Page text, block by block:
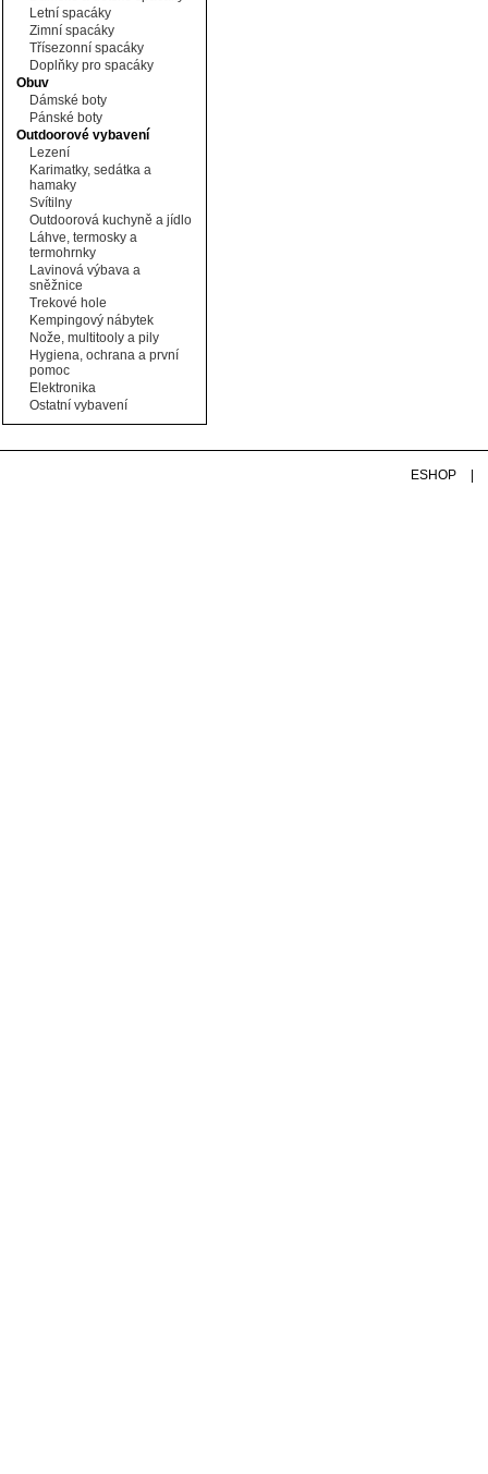
Letní spacáky
Zimní spacáky
Třísezonní spacáky
Doplňky pro spacáky
Obuv
Dámské boty
Pánské boty
Outdoorové vybavení
Lezení
Karimatky, sedátka a
hamaky
Svítilny
Outdoorová kuchyně a jídlo
Láhve, termosky a
termohrnky
Lavinová výbava a
sněžnice
Trekové hole
Kempingový nábytek
Nože, multitooly a pily
Hygiena, ochrana a první
pomoc
Elektronika
Ostatní vybavení
ESHOP